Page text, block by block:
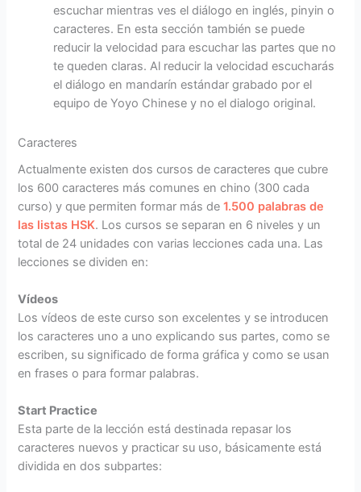
escuchar mientras ves el diálogo en inglés, pinyin o
caracteres. En esta sección también se puede
reducir la velocidad para escuchar las partes que no
te queden claras. Al reducir la velocidad escucharás
el diálogo en mandarín estándar grabado por el
equipo de Yoyo Chinese y no el dialogo original.
Caracteres
Actualmente existen dos cursos de caracteres que cubre
los 600 caracteres más comunes en chino (300 cada
curso) y que permiten formar más de1.500 palabras de
las listas HSK. Los cursos se separan en 6 niveles y un
total de 24 unidades con varias lecciones cada una. Las
lecciones se dividen en:
Vídeos
Los vídeos de este curso son excelentes y se introducen
los caracteres uno a uno explicando sus partes, como se
escriben, su significado de forma gráfica y como se usan
en frases o para formar palabras.
Start Practice
Esta parte de la lección está destinada repasar los
caracteres nuevos y practicar su uso, básicamente está
dividida en dos subpartes: